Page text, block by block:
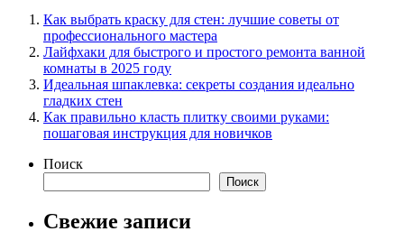
Как выбрать краску для стен: лучшие советы от
профессионального мастера
Лайфхаки для быстрого и простого ремонта ванной
комнаты в 2025 году
Идеальная шпаклевка: секреты создания идеально
гладких стен
Как правильно класть плитку своими руками:
пошаговая инструкция для новичков
Поиск
Поиск
Свежие записи